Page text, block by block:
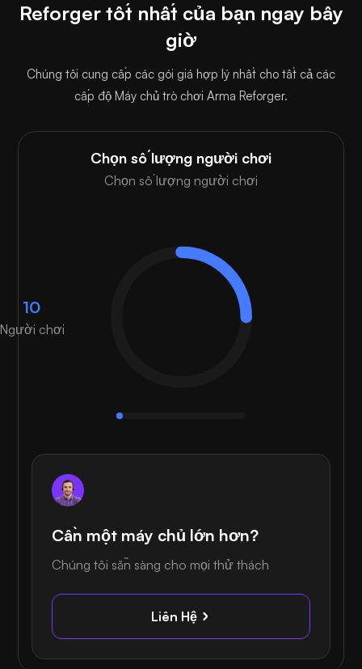
Reforger tốt nhất của bạn ngay bây
giờ
Chúng tôi cung cấp các gói giá hợp lý nhất cho tất cả các
cấp độ Máy chủ trò chơi Arma Reforger.
Chọn số lượng người chơi
Chọn số lượng người chơi
10
chơi
Cần một máy chủ lớn hơn?
Chúng tôi sẵn sàng cho mọi thử thách
Liên Hệ